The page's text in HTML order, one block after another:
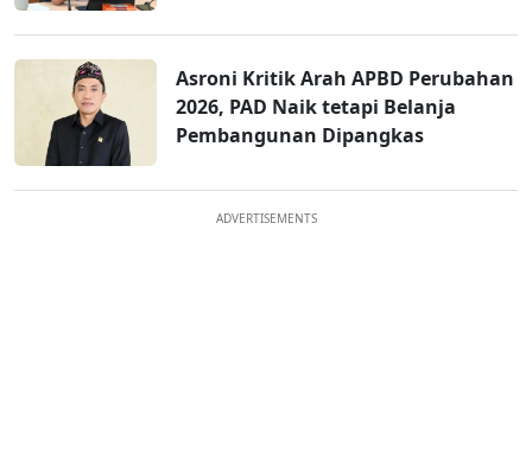
Asroni Kritik Arah APBD Perubahan
2026, PAD Naik tetapi Belanja
Pembangunan Dipangkas
ADVERTISEMENTS